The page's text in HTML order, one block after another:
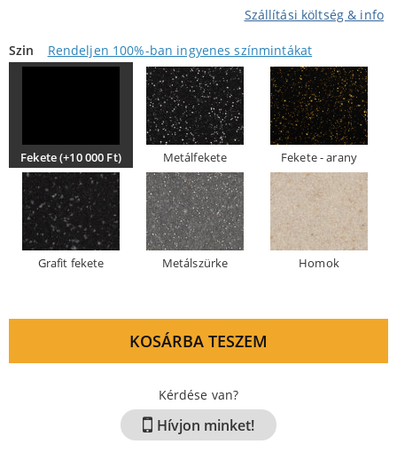
customers
Szállítási költség & info
Szin Rendeljen 100%-ban ingyenes színmintákat
Fekete (+10 000 Ft) Metálfekete Fekete - arany
Grafit fekete Metálszürke Homok
KOSÁRBA TESZEM
Kérdése van?
Hívjon minket!